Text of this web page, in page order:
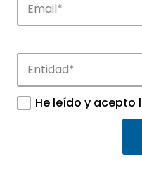
Noticias
Conoce las
APTE y sus
tecnológicos.
He leído y acepto